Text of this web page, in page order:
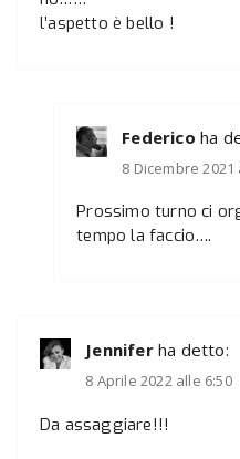
l’aspetto è bello !
Federico ha
8 Dicembre 2021
Prossimo turno ci
tempo la faccio….
Jennifer ha detto:
8 Aprile 2022 alle 6:50
Da assaggiare!!!